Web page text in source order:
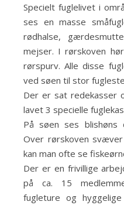
Specielt fuglelivet i
ses en masse
rødhalse,
mejser. I rørskoven
rørspurv. Alle disse
ved søen til stor
Der er sat redekasser
lavet 3 specielle
På søen ses blishøns
Over rørskoven
kan man ofte se
Der er en frivillige
på ca. 15
fugleture og